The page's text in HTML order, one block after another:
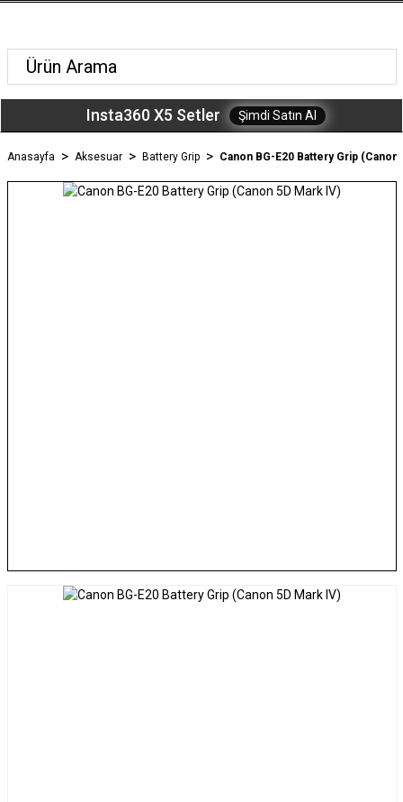
Insta360 X5 Setler Şimdi Satın Al
Anasayfa Aksesuar Battery Grip Canon BG-E20 Battery Grip (Canon